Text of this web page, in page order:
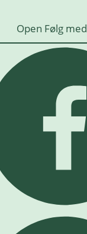
Open Følg med